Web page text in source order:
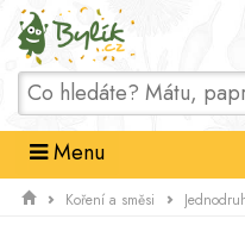
Domů
Menu
Koření a směsi